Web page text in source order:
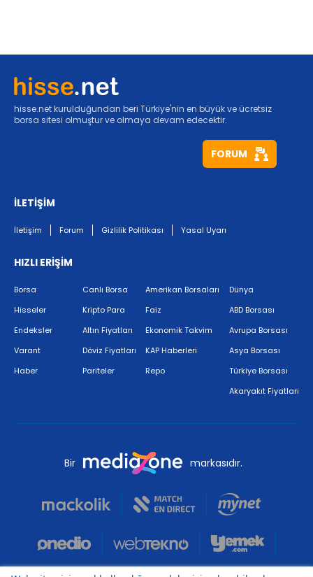
hisse.net kurulduğundan beri Türkiye'nin en büyük ve ücretsiz
borsa sitesi olmuştur ve olmaya devam edecektir.
FORUM
İLETİŞİM
İletişim Forum Gizlilik Politikası Yasal Uyarı
HIZLI ERİŞİM
Borsa
Hisseler
Endeksler
Varant
Haber
Canlı Borsa
Kripto Para
Altın Fiyatları
Döviz Fiyatları
Pariteler
Amerikan Borsaları
Faiz
Ekonomik Takvim
KAP Haberleri
Repo
Dünya
ABD Borsası
Avrupa Borsası
Asya Borsası
Türkiye Borsası
Akaryakıt Fiyatları
Bir markasıdır.